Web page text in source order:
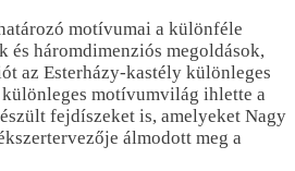
motívumai a különféle
háromdimenziós megoldások,
az Esterházy-kastély különleges
motívumvilág ihlette a
fejdíszeket is, amelyeket Nagy
álmodott meg a